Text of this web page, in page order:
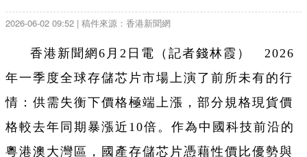
2026-06-02 09:52 | 稿件來源：香港新聞網
香港新聞網6月2日電（記者錢林霞） 2026
年一季度全球存儲芯片市場上演了前所未有的行
情：供需失衡下價格極端上漲，部分規格現貨價
格較去年同期暴漲近10倍。作為中國科技前沿的
粵港澳大灣區，國產存儲芯片憑藉性價比優勢與